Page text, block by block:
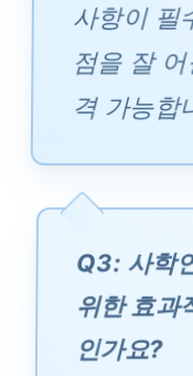
사항이 필
점을 잘
격 가능합
Q3: 사학
위한 효과
인가요?